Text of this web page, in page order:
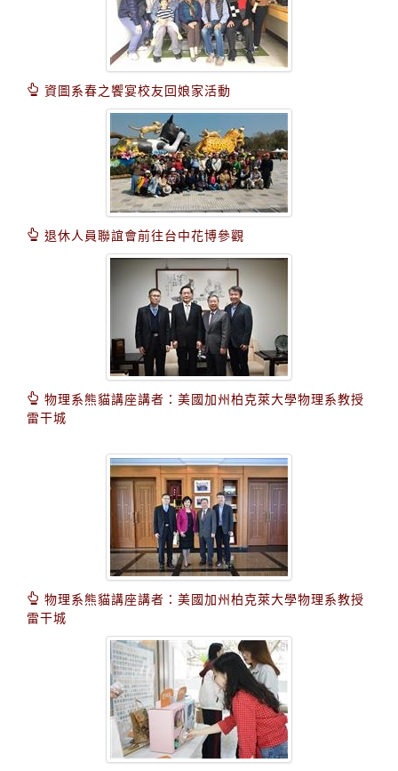
資圖系春之饗宴校友回娘家活動
退休人員聯誼會前往台中花博參觀
物理系熊貓講座講者：美國加州柏克萊大學物理系教授
雷干城
物理系熊貓講座講者：美國加州柏克萊大學物理系教授
雷干城